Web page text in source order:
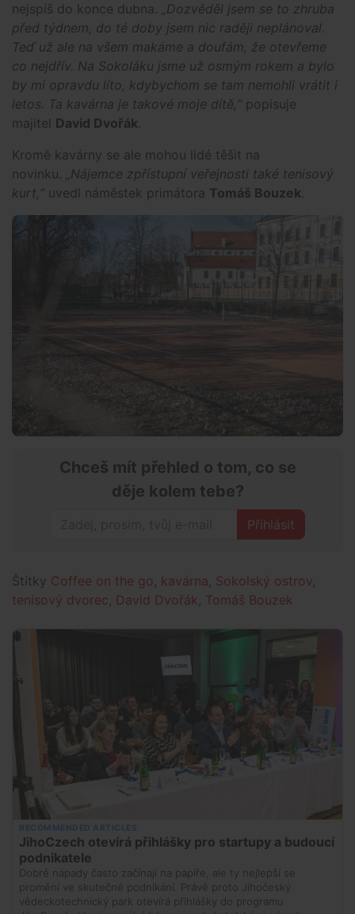
nejspíš do konce dubna.
„Dozvěděl jsem se to zhruba
před týdnem, do té doby jsem nic raději neplánoval.
Teď už ale na všem makáme a doufám, že otevřeme
co nejdřív. Na Sokoláku jsme už osmým rokem a bylo
by mi opravdu líto, kdybychom se tam nemohli vrátit i
letos. Ta kavárna je takové moje dítě,“ popisuje
majitel David Dvořák.
Kromě kavárny se ale mohou lidé těšit na
novinku.
„Nájemce zpřístupní veřejnosti také tenisový
kurt,“ uvedl náměstek primátora Tomáš Bouzek.
Chceš mít přehled o tom, co se
děje kolem tebe?
Přihlásit
Štítky Coffee on the go kavárna Sokolský ostrov
tenisový dvorec David Dvořák Tomáš Bouzek